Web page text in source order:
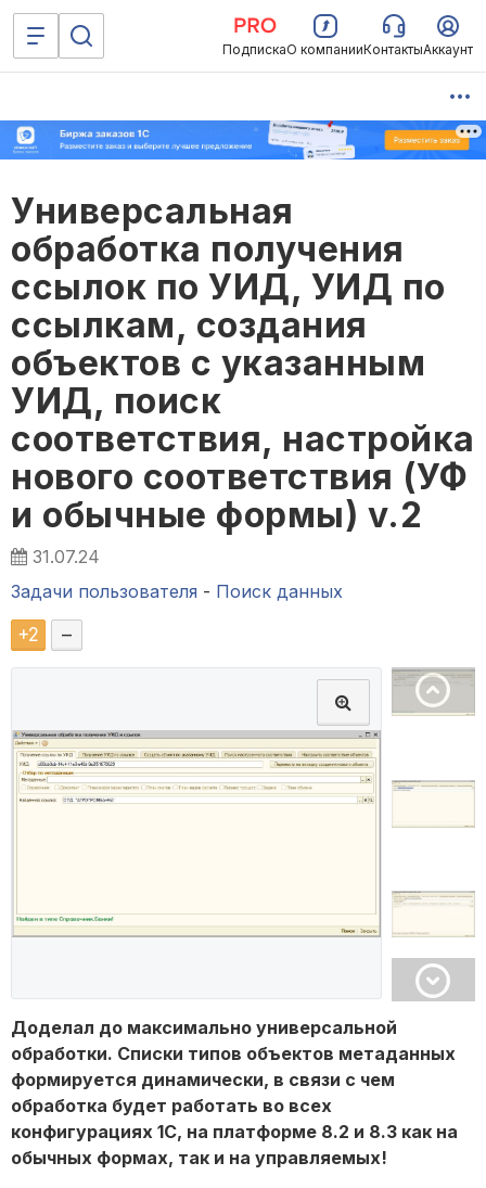
ПодпискаО компанииКонтактыАккаунт
Универсальная
обработка получения
ссылок по УИД, УИД по
ссылкам, создания
объектов с указанным
УИД, поиск
соответствия, настройка
нового соответствия (УФ
и обычные формы) v.2
31.07.24
Задачи пользователя - Поиск данных
+2 –
Доделал до максимально универсальной
обработки. Списки типов объектов метаданных
формируется динамически, в связи с чем
обработка будет работать во всех
конфигурациях 1С, на платформе 8.2 и 8.3 как на
обычных формах, так и на управляемых!